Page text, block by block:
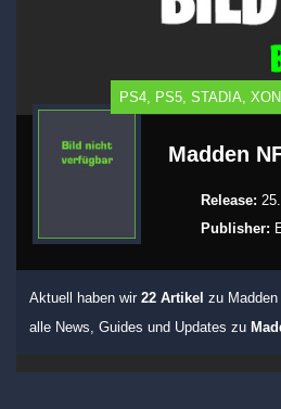
PS4, PS5, STADIA,
Madden
Release:
Publisher:
Aktuell haben wir 22 Artikel zu
alle News, Guides und Updates zu